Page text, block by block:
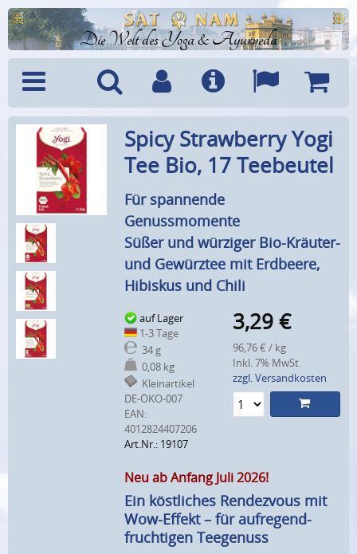
Die Welt des Yoga & Ayurveda
Menü SucheBenutzerkonto
Info Sprachen
Spicy Strawberry Yogi
Tee Bio, 17 Teebeutel
Für spannende
Genussmomente
Süßer und würziger Bio-Kräuter-
und Gewürztee mit Erdbeere,
Hibiskus und Chili
auf Lager
1-3 Tage
34 g
0,08 kg
Kleinartikel
DE-ÖKO-007
EAN:
4012824407206
Art.Nr.: 19107
3,29 €
96,76 € / kg
Inkl. 7% MwSt.
zzgl. Versandkosten
Neu ab Anfang Juli 2026!
Ein köstliches Rendezvous mit
Wow-Effekt – für aufregend-
fruchtigen Teegenuss